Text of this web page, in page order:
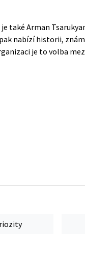
také Arman
nabízí historii,
je to volba